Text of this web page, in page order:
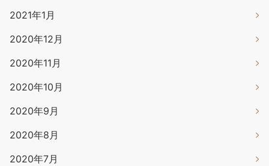
2021年1月
2020年12月
2020年11月
2020年10月
2020年9月
2020年8月
2020年7月